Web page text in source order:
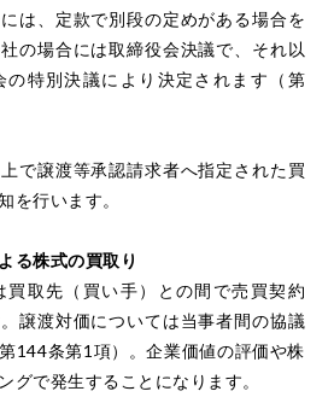
は、定款で別段の定めがある場合を
の場合には取締役会決議で、それ以
の特別決議により決定されます（第
で譲渡等承認請求者へ指定された買
を行います。
る株式の買取り
買取先（買い手）との間で売買契約
。譲渡対価については当事者間の協議
144条第1項）。企業価値の評価や株
グで発生することになります。